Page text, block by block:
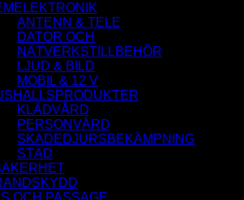
ANTENN & TELE
DATOR OCH
NÄTVERKSTILLBEHÖR
LJUD & BILD
MOBIL & 12 V
KLÄDVÅRD
PERSONVÅRD
SKADEDJURSBEKÄMPNING
STÄD